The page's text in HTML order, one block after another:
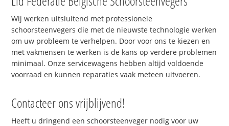
Wij werken uitsluitend met professionele
schoorsteenvegers die met de nieuwste technologie werken
om uw probleem te verhelpen. Door voor ons te kiezen en
met vakmensen te werken is de kans op verdere problemen
minimaal. Onze servicewagens hebben altijd voldoende
voorraad en kunnen reparaties vaak meteen uitvoeren.
Contacteer ons vrijblijvend!
Heeft u dringend een schoorsteenveger nodig voor uw